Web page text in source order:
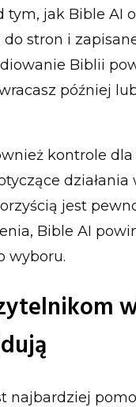
tym, jak Bible AI
stron i
Biblii
później
kontrole
jest
Bible AI
wyboru.
najbardziej